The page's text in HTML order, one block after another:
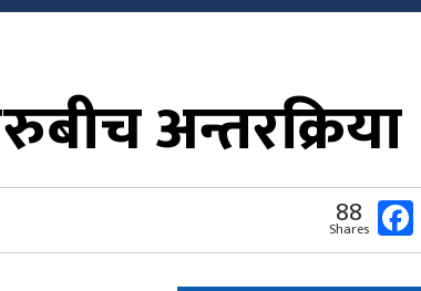
अन्तरक्रिया
88
Shares